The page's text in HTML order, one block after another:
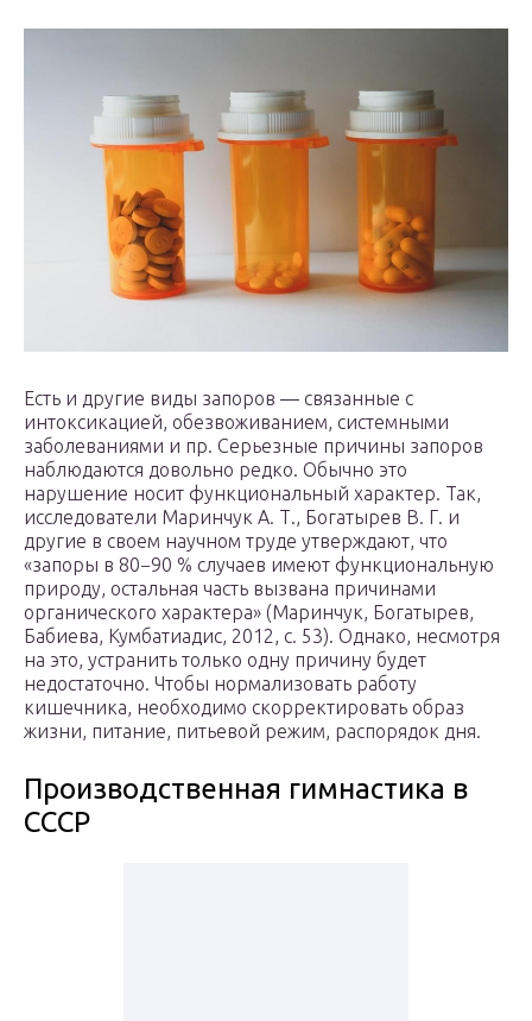
Есть и другие виды запоров — связанные с
интоксикацией, обезвоживанием, системными
заболеваниями и пр. Серьезные причины запоров
наблюдаются довольно редко. Обычно это
нарушение носит функциональный характер. Так,
исследователи Маринчук А. Т., Богатырев В. Г. и
другие в своем научном труде утверждают, что
«запоры в 80−90 % случаев имеют функциональную
природу, остальная часть вызвана причинами
органического характера» (Маринчук, Богатырев,
Бабиева, Кумбатиадис, 2012, с. 53). Однако, несмотря
на это, устранить только одну причину будет
недостаточно. Чтобы нормализовать работу
кишечника, необходимо скорректировать образ
жизни, питание, питьевой режим, распорядок дня.
Производственная гимнастика в
СССР